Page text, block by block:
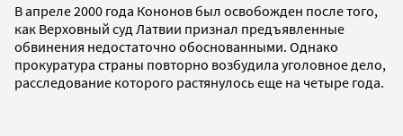
В апреле 2000 года Кононов был освобожден после того,
как Верховный суд Латвии признал предъявленные
обвинения недостаточно обоснованными. Однако
прокуратура страны повторно возбудила уголовное дело,
расследование которого растянулось еще на четыре года.